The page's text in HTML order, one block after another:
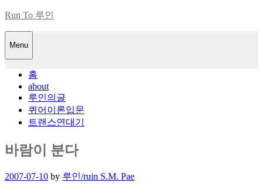
Skip
content
Run To 루인
Menu
홈
about
루인의글
퀴어이론입문
트랜스연대기
바람이 분다
Posted
2007-07-10 by 루인/ruin S.M. Pae